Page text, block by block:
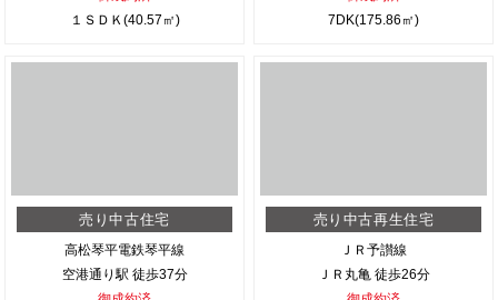
１ＳＤＫ(40.57㎡)
7DK(175.86㎡)
売り中古住宅
高松琴平電鉄琴平線
空港通り駅 徒歩37分
売り中古再生住宅
ＪＲ予讃線
ＪＲ丸亀 徒歩26分